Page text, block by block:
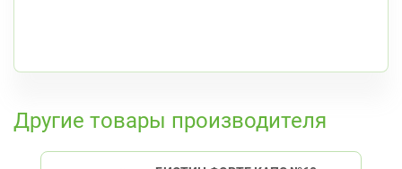
Другие товары производителя